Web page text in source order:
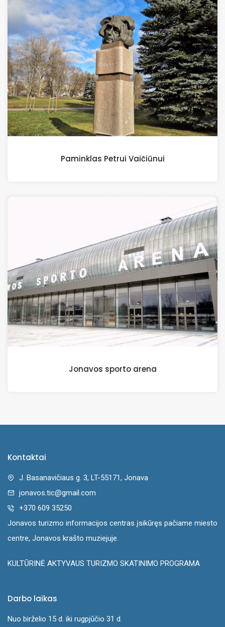
Paminklas Petrui Vaičiūnui
Jonavos sporto arena
Kontaktai
J. Basanavičiaus g. 3, LT-55171, Jonava
jonavos.tic@gmail.com
+370 609 35250
Jonavos turizmo informacijos centras įsikūręs pačiame miesto
centre, Jonavos krašto muziejuje.
KULTŪRINĖ AKTYVAUS TURIZMO SKATINIMO PROGRAMA
Darbo laikas
Nuo birželio 15 d. iki rugpjūčio 31 d.